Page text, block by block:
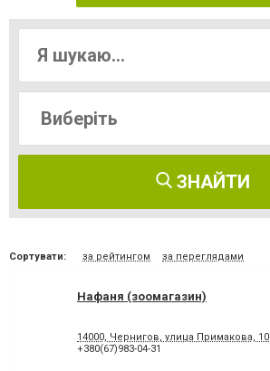
ЗНАЙТИ
Сортувати: за рейтингом за переглядами
Нафаня (зоомагазин)
14000, Чернигов, улица Примакова, 10
+380(67)983-04-31